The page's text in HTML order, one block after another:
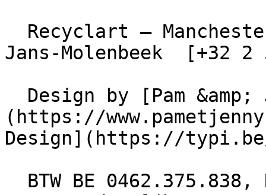
Jans-Molenbeek  [+32
(https://
Design](https://